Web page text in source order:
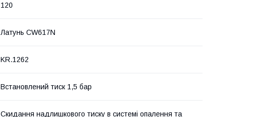
120
Латунь CW617N
KR.1262
Встановлений тиск 1,5 бар
Скидання надлишкового тиску в системі опалення та